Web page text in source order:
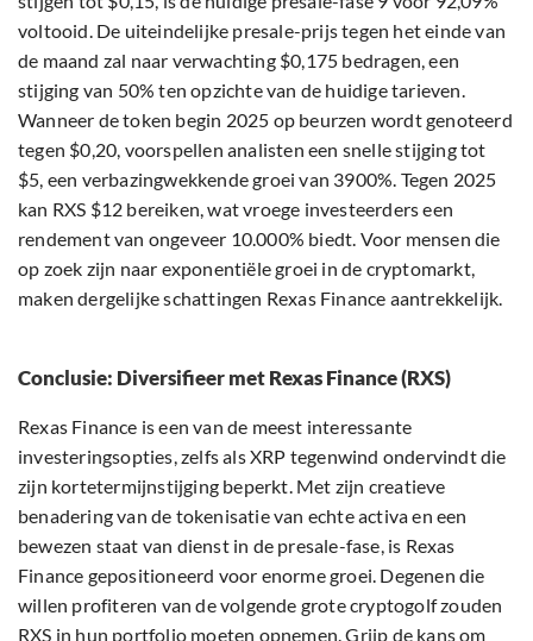
voltooid. De uiteindelijke presale-prijs tegen het einde van
de maand zal naar verwachting $0,175 bedragen, een
stijging van 50% ten opzichte van de huidige tarieven.
Wanneer de token begin 2025 op beurzen wordt genoteerd
tegen $0,20, voorspellen analisten een snelle stijging tot
$5, een verbazingwekkende groei van 3900%. Tegen 2025
kan RXS $12 bereiken, wat vroege investeerders een
rendement van ongeveer 10.000% biedt. Voor mensen die
op zoek zijn naar exponentiële groei in de cryptomarkt,
maken dergelijke schattingen Rexas Finance aantrekkelijk.
Conclusie: Diversifieer met Rexas Finance (RXS)
Rexas Finance is een van de meest interessante
investeringsopties, zelfs als XRP tegenwind ondervindt die
zijn kortetermijnstijging beperkt. Met zijn creatieve
benadering van de tokenisatie van echte activa en een
bewezen staat van dienst in de presale-fase, is Rexas
Finance gepositioneerd voor enorme groei. Degenen die
willen profiteren van de volgende grote cryptogolf zouden
RXS in hun portfolio moeten opnemen. Grijp de kans om